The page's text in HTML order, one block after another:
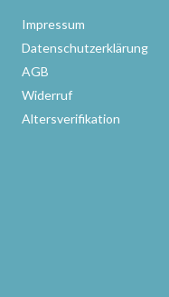
Impressum
Datenschutzerklärung
AGB
Widerruf
Altersverifikation